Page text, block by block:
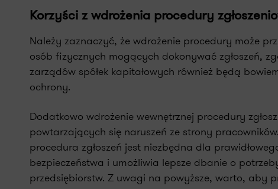
Korzyści z wdrożenia procedury
Należy zaznaczyć, że wdrożenie procedury może
osób fizycznych mogących dokonywać zgłoszeń,
zarządów spółek kapitałowych również będą
ochrony.
Dodatkowo wdrożenie wewnętrznej procedury
powtarzających się naruszeń ze strony
procedura zgłoszeń jest niezbędna dla
bezpieczeństwa i umożliwia lepsze dbanie o
przedsiębiorstw. Z uwagi na powyższe, warto, aby